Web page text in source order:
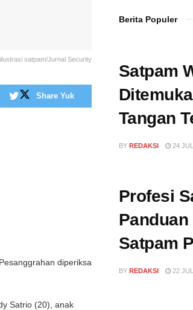
satpam/Jurnal Security
Share Yuk
diperiksa
Satrio (20), anak
Berita Populer
Satpam
Tangan
BY REDAKSI 24
Profesi
Satpam
BY REDAKSI 22